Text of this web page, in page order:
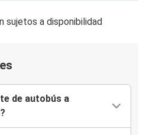
Trieste
Venecia
sujetos a disponibilidad
de autobús a